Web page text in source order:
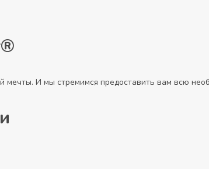
И мы стремимся предоставить вам всю